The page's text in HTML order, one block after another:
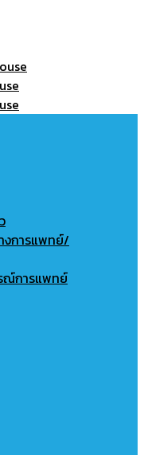
งการแพทย์/
ณ์การแพทย์